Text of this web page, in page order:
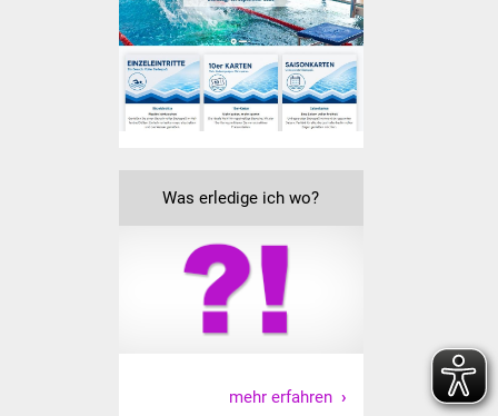
Kolping-Musikschule
Volkshochschule
Soziale Einrichtungen
Jugendhaus
Familienzentrum
Was erledige ich wo?
mehr erfahren